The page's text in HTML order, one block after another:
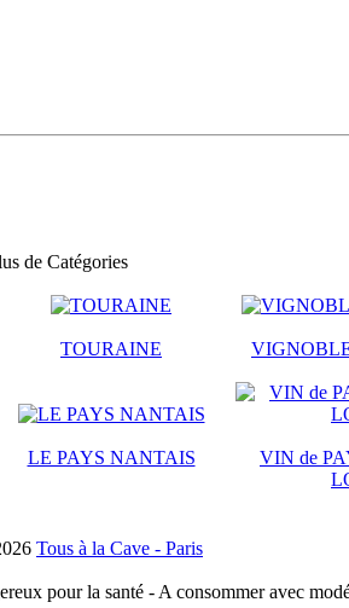
de Catégories
TOURAINE
LE PAYS NANTAIS
VIN de
Tous à la Cave - Paris
pour la santé - A consommer avec